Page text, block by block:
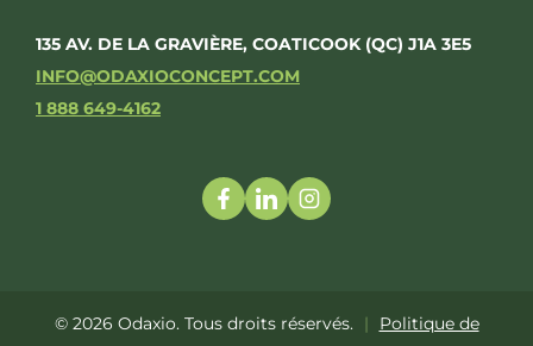
135 AV. DE LA GRAVIÈRE, COATICOOK (QC) J1A 3E5
INFO@ODAXIOCONCEPT.COM
1 888 649-4162
© 2026 Odaxio. Tous droits réservés. |
Politique de